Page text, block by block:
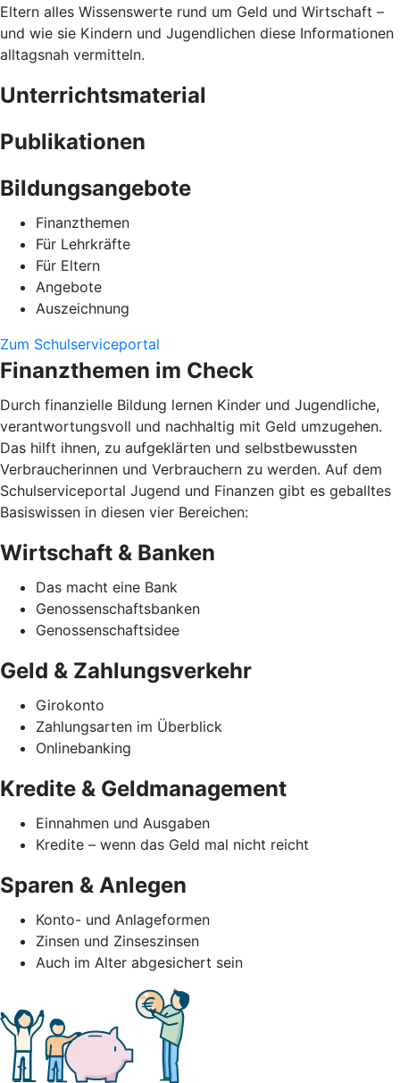
Eltern alles Wissenswerte rund um Geld und Wirtschaft –
und wie sie Kindern und Jugendlichen diese Informationen
alltagsnah vermitteln.
Unterrichtsmaterial
Publikationen
Bildungsangebote
Finanzthemen
Für Lehrkräfte
Für Eltern
Angebote
Auszeichnung
Zum Schulserviceportal
Finanzthemen im Check
Durch finanzielle Bildung lernen Kinder und Jugendliche,
verantwortungsvoll und nachhaltig mit Geld umzugehen.
Das hilft ihnen, zu aufgeklärten und selbstbewussten
Verbraucherinnen und Verbrauchern zu werden. Auf dem
Schulserviceportal Jugend und Finanzen gibt es geballtes
Basiswissen in diesen vier Bereichen:
Wirtschaft & Banken
Das macht eine Bank
Genossenschaftsbanken
Genossenschaftsidee
Geld & Zahlungsverkehr
Girokonto
Zahlungsarten im Überblick
Onlinebanking
Kredite & Geldmanagement
Einnahmen und Ausgaben
Kredite – wenn das Geld mal nicht reicht
Sparen & Anlegen
Konto- und Anlageformen
Zinsen und Zinseszinsen
Auch im Alter abgesichert sein